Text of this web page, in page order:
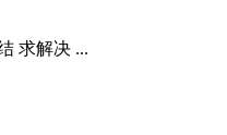
求解决 ...